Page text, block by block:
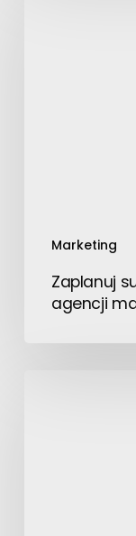
Marketing
Zaplanuj
agencji